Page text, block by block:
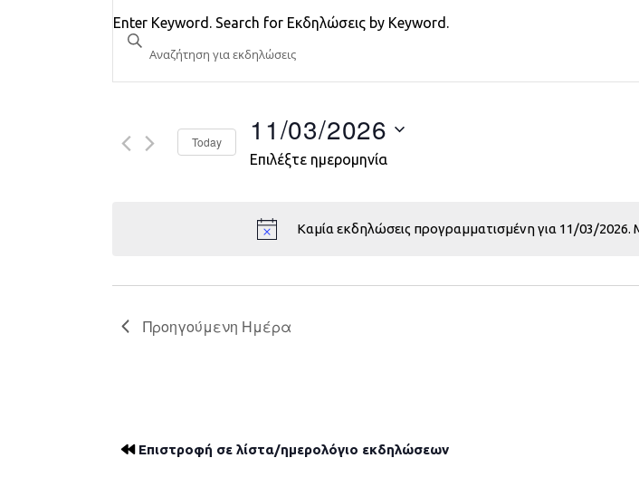
Καμία εκδηλώσεις προγραμματισμένη για 11/03/2026.
Εκδηλώσεις
Search
and
Navigation
Enter Keyword. Search for Εκδηλώσεις by Keyword.
Today 11/03/2026
Επιλέξτε ημερομηνία
Προηγούμενη Ημέρα
Επιστροφή σε λίστα/ημερολόγιο εκδηλώσεων